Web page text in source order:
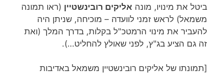
ביטל את מינויו, מונה אליקים רובינשטיין (ראו תמונה
משמאל) לראש זמני לוועדה – מוכיחה, שניתן היה
להעביר את מינוי הרמטכ"ל בקלות, בדרך המלך (ואת
זה גם הציע בג"ץ, לפני שאולץ להחליט…).
[תמונתו של אליקים רובינשטיין משמאל באדיבות